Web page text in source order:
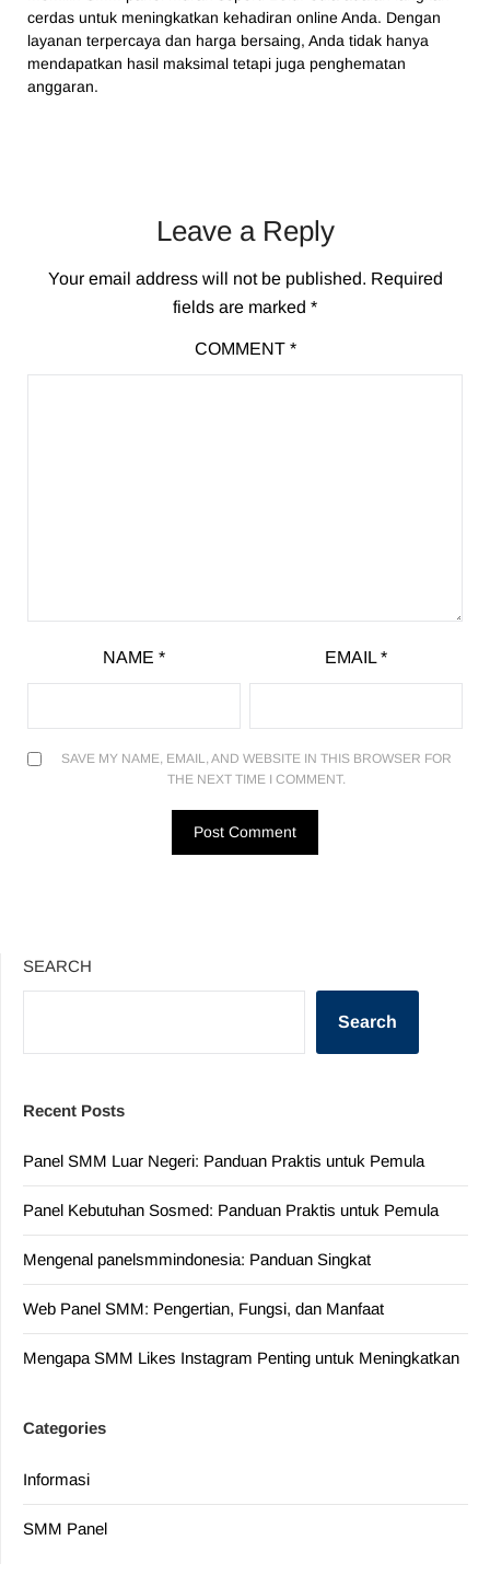
cerdas untuk meningkatkan kehadiran online Anda. Dengan
layanan terpercaya dan harga bersaing, Anda tidak hanya
mendapatkan hasil maksimal tetapi juga penghematan
anggaran.
Leave a Reply
Your email address will not be published. Required
fields are marked *
COMMENT *
NAME * EMAIL *
SAVE MY NAME, EMAIL, AND WEBSITE IN THIS BROWSER FOR
THE NEXT TIME I COMMENT.
SEARCH
Search
Recent Posts
Panel SMM Luar Negeri: Panduan Praktis untuk Pemula
Panel Kebutuhan Sosmed: Panduan Praktis untuk Pemula
Mengenal panelsmmindonesia: Panduan Singkat
Web Panel SMM: Pengertian, Fungsi, dan Manfaat
Mengapa SMM Likes Instagram Penting untuk Meningkatkan
Categories
Informasi
SMM Panel